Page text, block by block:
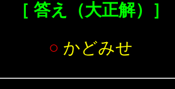
［ 答え（大正解）］
○ かどみせ